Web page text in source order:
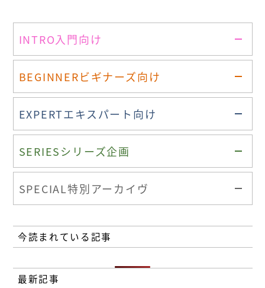
INTRO入門向け
BEGINNERビギナーズ向け
EXPERTエキスパート向け
SERIESシリーズ企画
SPECIAL特別アーカイヴ
今読まれている記事
最新記事